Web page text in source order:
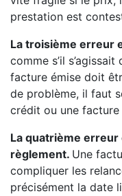
prestation est
La troisième erreur
comme s’il
facture émise doit
de problème, il faut
crédit ou une
La quatrième
règlement. Une
compliquer les
précisément la date